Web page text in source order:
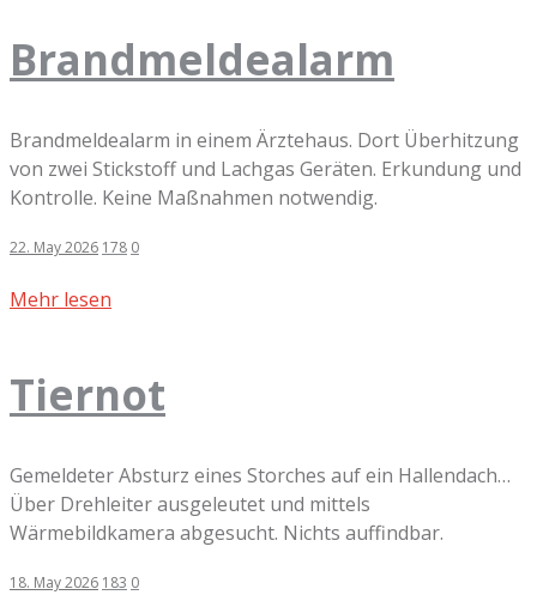
Brandmeldealarm
Brandmeldealarm in einem Ärztehaus. Dort Überhitzung
von zwei Stickstoff und Lachgas Geräten. Erkundung und
Kontrolle. Keine Maßnahmen notwendig.
22. May 2026 178 0
Mehr lesen
Tiernot
Gemeldeter Absturz eines Storches auf ein Hallendach…
Über Drehleiter ausgeleutet und mittels
Wärmebildkamera abgesucht. Nichts auffindbar.
18. May 2026 183 0